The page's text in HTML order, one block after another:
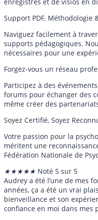
Support PDF, Méthodologie
Naviguez facilement à
supports pédagogiques.
nécessaires pour une
Forgez-vous un réseau
Participez à des
forums pour échanger des
même créer des
Soyez Certifié, Soyez
Votre passion pour la
méritent une
Fédération Nationale de
★★★★★ Noté 5 sur 5
Audrey a été l’une de mes
années, ça a été un vrai
bienveillance et son
confiance en moi dans mes